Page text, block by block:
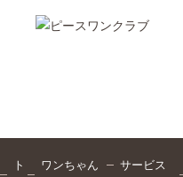
ト
ワンちゃん
サービス